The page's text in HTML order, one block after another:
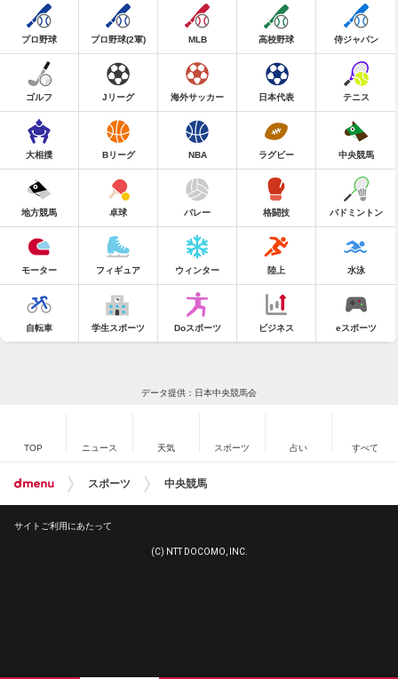
プロ野球 プロ野球(2軍) MLB 高校野球 侍ジャパン
ゴルフ Jリーグ 海外サッカー 日本代表 テニス
大相撲 Bリーグ NBA ラグビー 中央競馬
地方競馬 卓球 バレー 格闘技 バドミントン
モーター フィギュア ウィンター 陸上 水泳
自転車 学生スポーツ Doスポーツ ビジネス eスポーツ
データ提供：日本中央競馬会
TOP ニュース 天気 スポーツ 占い すべて
スポーツ 中央競馬
サイトご利用にあたって
(C) NTT DOCOMO, INC.